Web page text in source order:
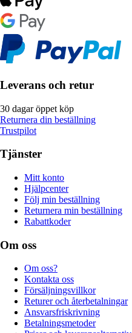
Leverans och retur
30 dagar öppet köp
Returnera din beställning
Trustpilot
Tjänster
Mitt konto
Hjälpcenter
Följ min beställning
Returnera min beställning
Rabattkoder
Om oss
Om oss?
Kontakta oss
Försäljningsvillkor
Returer och återbetalningar
Ansvarsfriskrivning
Betalningsmetoder